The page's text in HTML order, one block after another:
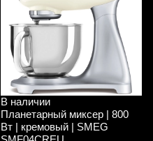
В наличии
Планетарный миксер | 800
Вт | кремовый | SMEG